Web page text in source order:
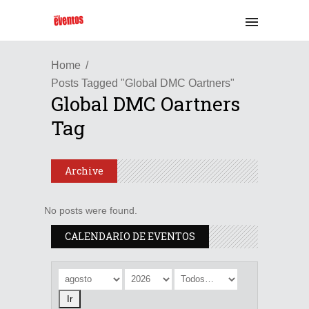
Home
Posts Tagged "Global DMC Oartners"
Global DMC Oartners
Tag
Archive
No posts were found.
CALENDARIO DE EVENTOS